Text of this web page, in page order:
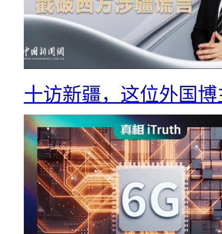
十访新疆，这位外国